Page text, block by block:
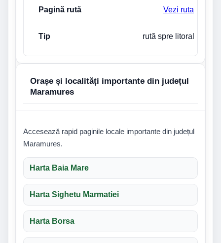
Vezi ruta
rută spre litoral
Orașe și localități importante din județul
Maramures
Accesează rapid paginile locale importante din județul
Maramures.
Harta Baia Mare
Harta Sighetu Marmatiei
Harta Borsa